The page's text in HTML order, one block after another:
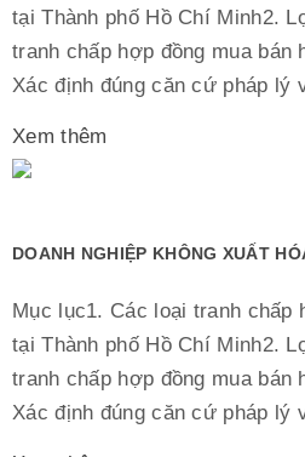
tại Thành phố Hồ Chí Minh2.
tranh chấp hợp đồng mua bán
Xác định đúng căn cứ pháp lý
Xem thêm
DOANH NGHIỆP KHÔNG XUẤT
Mục lục1. Các loại tranh chấp
tại Thành phố Hồ Chí Minh2.
tranh chấp hợp đồng mua bán
Xác định đúng căn cứ pháp lý